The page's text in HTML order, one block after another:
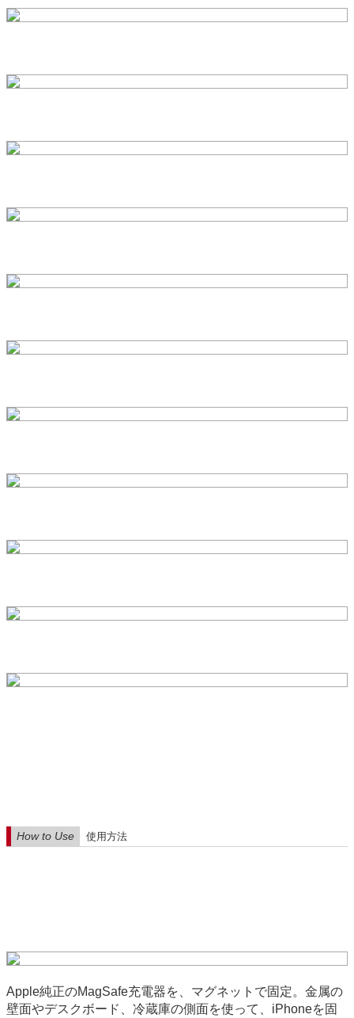
How to Use 使用方法
Apple純正のMagSafe充電器を、マグネットで固定。金属の
壁面やデスクボード、冷蔵庫の側面を使って、iPhoneを固